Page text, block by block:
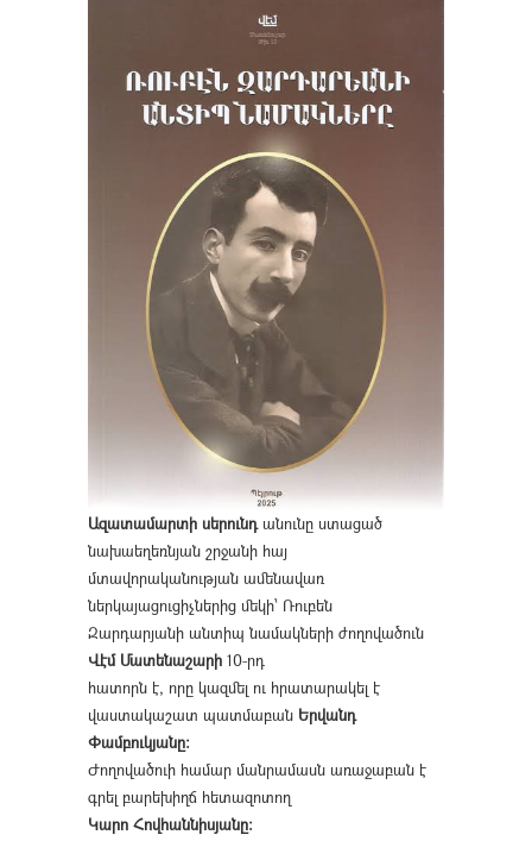
Ազատամարտի սերունդանունը ստացած
նախաեղեռնյան շրջանի հայ
մտավորականության ամենավառ
ներկայացուցիչներից մեկի՝ Ռուբեն
Զարդարյանի անտիպ նամակների ժողովածուն
Վէմ Մատենաշարի 10-րդ
հատորն է, որը կազմել ու հրատարակել է
վաստակաշատ պատմաբան Երվանդ
Փամբուկյանը։
Ժողովածուի համար մանրամասն առաջաբան է
գրել բարեխիղճ հետազոտող
Կարո Հովհաննիսյանը։